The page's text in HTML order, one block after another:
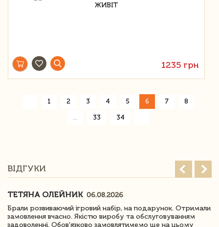
1235 грн
1 2 3 4 5 6 7 8
33 34
ВІДГУКИ
ТЕТЯНА ОЛЕЙНИК 06.08.2026
Брали розвиваючий ігровий набір, на подарунок. Отримали
замовлення вчасно. Якістю виробу та обслуговуванням
задоволенні. Обов'язково замовлятимемо ще на цьому